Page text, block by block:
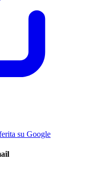
su Google